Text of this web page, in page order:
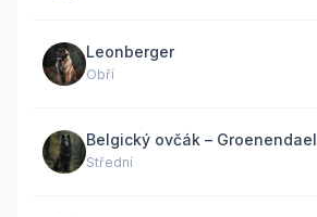
Leonberger
Obří
Belgický ovčák – Groenendael
Střední